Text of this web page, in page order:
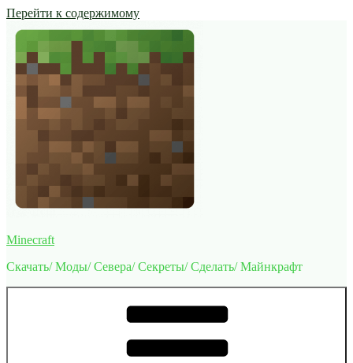
Перейти к содержимому
Minecraft
Скачать/ Моды/ Севера/ Секреты/ Сделать/ Майнкрафт